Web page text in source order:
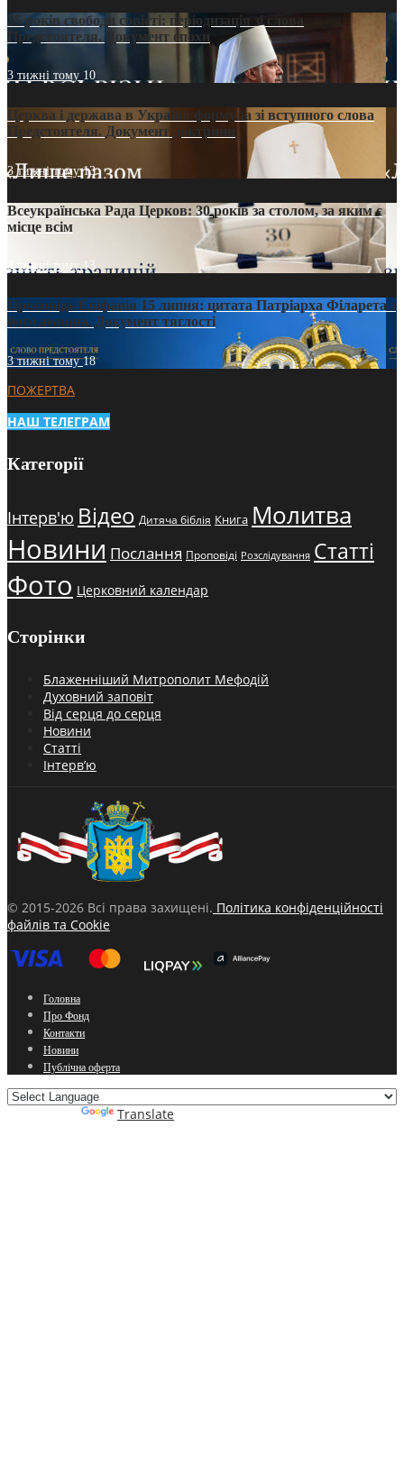
35 років свободи совісті: періодизація зі слова
Предстоятеля. Документ епохи
3 тижні тому 10
Церква і держава в Україні: формула зі вступного слова
Предстоятеля. Документ доктрини
3 тижні тому13
Всеукраїнська Рада Церков: 30 років за столом, за яким є
місце всім
3 тижні тому13
Проповідь Епіфанія 15 липня: цитата Патріарха Філарета з
його амвона. Документ тяглості
3 тижні тому18
ПОЖЕРТВА
НАШ ТЕЛЕГРАМ
Категорії
Інтерв'ю Відео Дитяча біблія Книга Молитва
Новини Послання Проповіді Розслідування Статті
Фото Церковний календар
Сторінки
Блаженніший Митрополит Мефодій
Духовний заповіт
Від серця до серця
Новини
Статті
Інтерв’ю
© 2015-2026 Всі права захищені. Політика конфіденційності
файлів та Cookie
Головна
Про Фонд
Контакти
Новини
Публічна оферта
Translate